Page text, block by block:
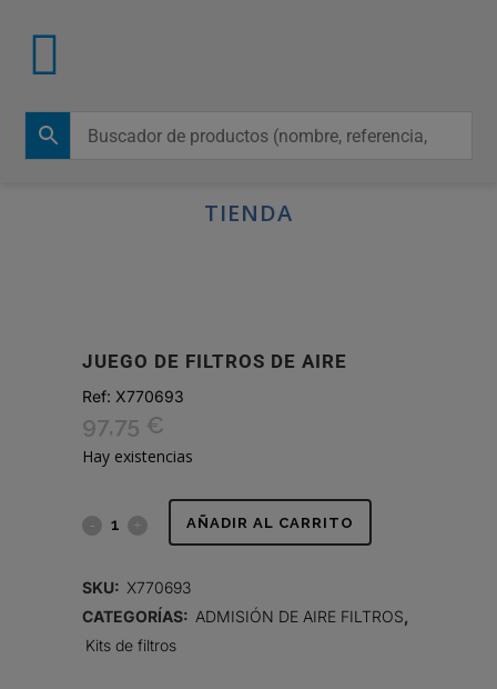
TIENDA
JUEGO DE FILTROS DE AIRE
Ref: X770693
97,75 €
Hay existencias
JUEGO
DE
AÑADIR AL CARRITO
SKU: X770693
CATEGORÍAS: ADMISIÓN DE AIRE FILTROS
Kits de filtros